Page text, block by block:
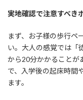
実地確認で注意すべき
まず、お子様の歩行ペ
い。大人の感覚では「
から20分かかることが
で、入学後の起床時間
ます。